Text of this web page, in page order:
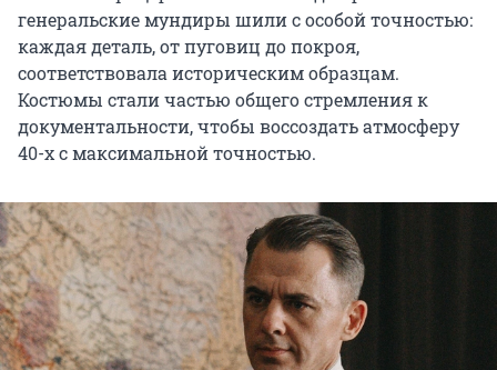
генеральские мундиры шили с особой точностью:
каждая деталь, от пуговиц до покроя,
соответствовала историческим образцам.
Костюмы стали частью общего стремления к
документальности, чтобы воссоздать атмосферу
40-х с максимальной точностью.